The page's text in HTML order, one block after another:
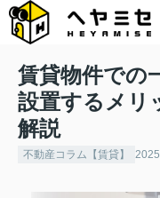
賃貸物件での
設置するメリ
解説
不動産コラム【賃貸】